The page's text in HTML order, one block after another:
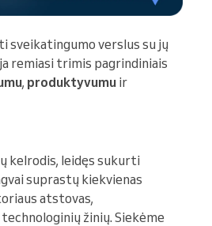
sveikatingumo verslus su jų
remiasi trimis pagrindiniais
, produktyvumu ir
kelrodis, leidęs sukurti
suprastų kiekvienas
atstovas,
žinių. Siekėme